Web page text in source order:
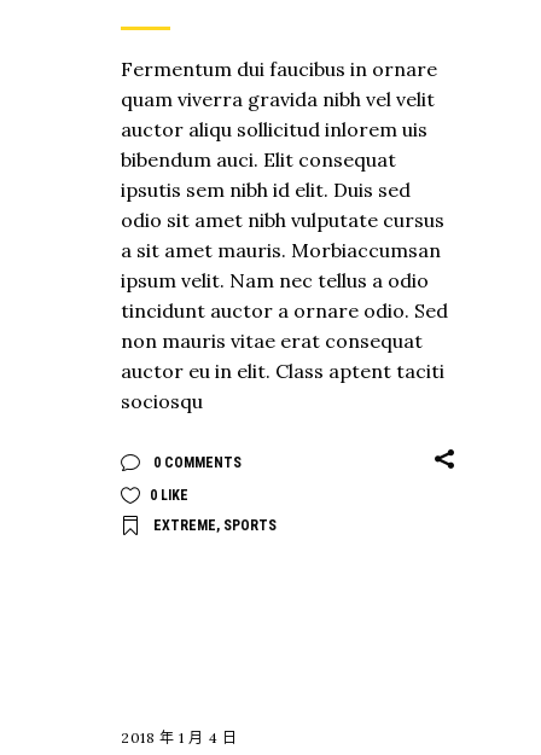
Fermentum dui faucibus in ornare
quam viverra gravida nibh vel velit
auctor aliqu sollicitud inlorem uis
bibendum auci. Elit consequat
ipsutis sem nibh id elit. Duis sed
odio sit amet nibh vulputate cursus
a sit amet mauris. Morbiaccumsan
ipsum velit. Nam nec tellus a odio
tincidunt auctor a ornare odio. Sed
non mauris vitae erat consequat
auctor eu in elit. Class aptent taciti
sociosqu
0 COMMENTS
0 LIKE
EXTREME, SPORTS
2018 年 1 月 4 日